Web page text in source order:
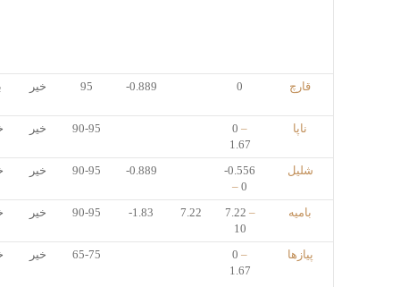
قارچ 0
-0.889
95 خیر
ناپا 0 –
1.67
90-95 خیر
شلیل
-0.556
– 0
-0.889
90-95 خیر
بامیه 7.22 –
10
7.22
-1.83
90-95 خیر
پیازها 0 –
1.67
65-75 خیر